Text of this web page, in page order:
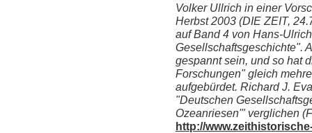
Volker Ullrich in einer
Herbst 2003 (DIE ZEIT,
auf Band 4 von Hans-
Gesellschaftsgeschichte".
gespannt sein, und so hat
Forschungen" gleich
aufgebürdet. Richard J.
"Deutschen
Ozeanriesen'" verglichen
http://